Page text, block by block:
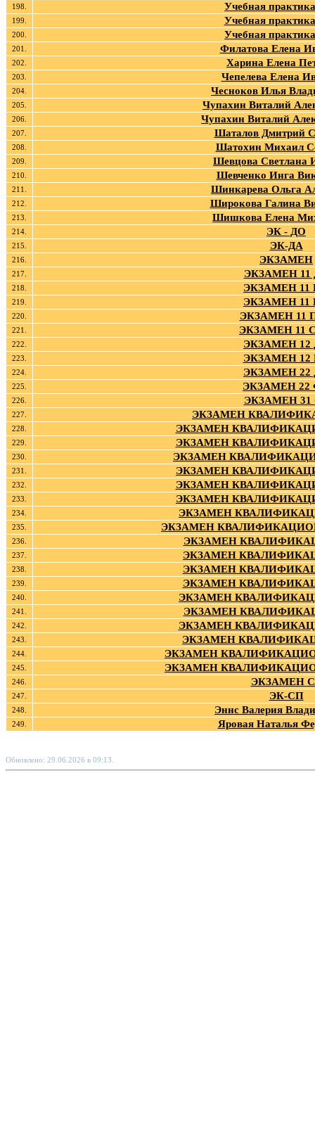
198. Учебная
199. Учебная
200. Учебная
201. Филатова Елена
202. Харина Елена
203. Чепелева Елена
204. Чесноков Илья
205. Чупахин Виталий
206. Чупахин Виталий
207. Шаталов Дмитрий
208. Шатохин Михаил
209. Шевцова Светлана
210. Шевченко Инга
211. Шинкарева Ольга
212. Широкова Галина
213. Шишкова Елена
214. ЭК - ДО
215. ЭК-ДА
216. ЭКЗАМЕН
217. ЭКЗАМЕН 11
218. ЭКЗАМЕН 11
219. ЭКЗАМЕН 11
220. ЭКЗАМЕН 11
221. ЭКЗАМЕН 11
222. ЭКЗАМЕН 12
223. ЭКЗАМЕН 12
224. ЭКЗАМЕН 22
225. ЭКЗАМЕН 22
226. ЭКЗАМЕН 31
227. ЭКЗАМЕН
228. ЭКЗАМЕН
229. ЭКЗАМЕН
230. ЭКЗАМЕН
231. ЭКЗАМЕН
232. ЭКЗАМЕН
233. ЭКЗАМЕН
234. ЭКЗАМЕН
235. ЭКЗАМЕН
236. ЭКЗАМЕН
237. ЭКЗАМЕН
238. ЭКЗАМЕН
239. ЭКЗАМЕН
240. ЭКЗАМЕН
241. ЭКЗАМЕН
242. ЭКЗАМЕН
243. ЭКЗАМЕН
244. ЭКЗАМЕН
245. ЭКЗАМЕН
246. ЭКЗАМЕН
247. ЭК-СП
248. Эннс Валерия
249. Яровая Наталья
Обновлено: 29.06.2026 в 09:13.